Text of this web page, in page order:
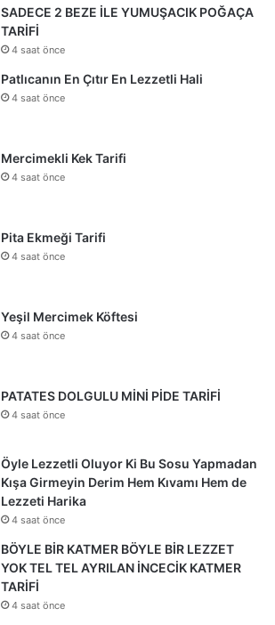
SADECE 2 BEZE İLE YUMUŞACIK POĞAÇA
TARİFİ
4 saat önce
Patlıcanın En Çıtır En Lezzetli Hali
4 saat önce
Mercimekli Kek Tarifi
4 saat önce
Pita Ekmeği Tarifi
4 saat önce
Yeşil Mercimek Köftesi
4 saat önce
PATATES DOLGULU MİNİ PİDE TARİFİ
4 saat önce
Öyle Lezzetli Oluyor Ki Bu Sosu Yapmadan
Kışa Girmeyin Derim Hem Kıvamı Hem de
Lezzeti Harika
4 saat önce
BÖYLE BİR KATMER BÖYLE BİR LEZZET
YOK TEL TEL AYRILAN İNCECİK KATMER
TARİFİ
4 saat önce